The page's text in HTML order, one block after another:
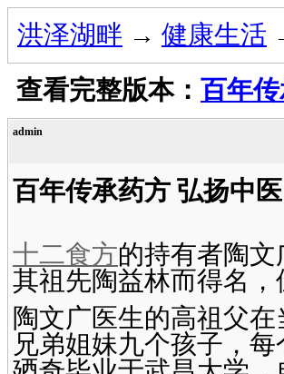
洪泽湖畔 → 健康生活
查看完整版本： 百年
admin
百年传承药方 弘扬中
十二食方的持有者陶
其祖先陶益林而得名
陶文广医生的高祖父
兄弟姐妹九个孩子，